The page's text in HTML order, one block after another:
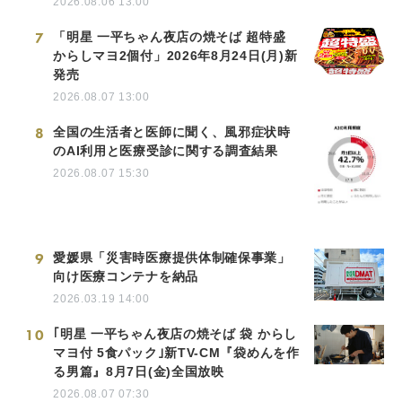
7
「明星 一平ちゃん夜店の焼そば 超特盛
からしマヨ2個付」2026年8月24日(月)新
発売
2026.08.07 13:00
8
全国の生活者と医師に聞く、風邪症状時
のAI利用と医療受診に関する調査結果
2026.08.07 15:30
9
愛媛県「災害時医療提供体制確保事業」
向け医療コンテナを納品
2026.03.19 14:00
10
｢明星 一平ちゃん夜店の焼そば 袋 からし
マヨ付 5食パック｣新TV-CM『袋めんを作
る男篇』8月7日(金)全国放映
2026.08.07 07:30